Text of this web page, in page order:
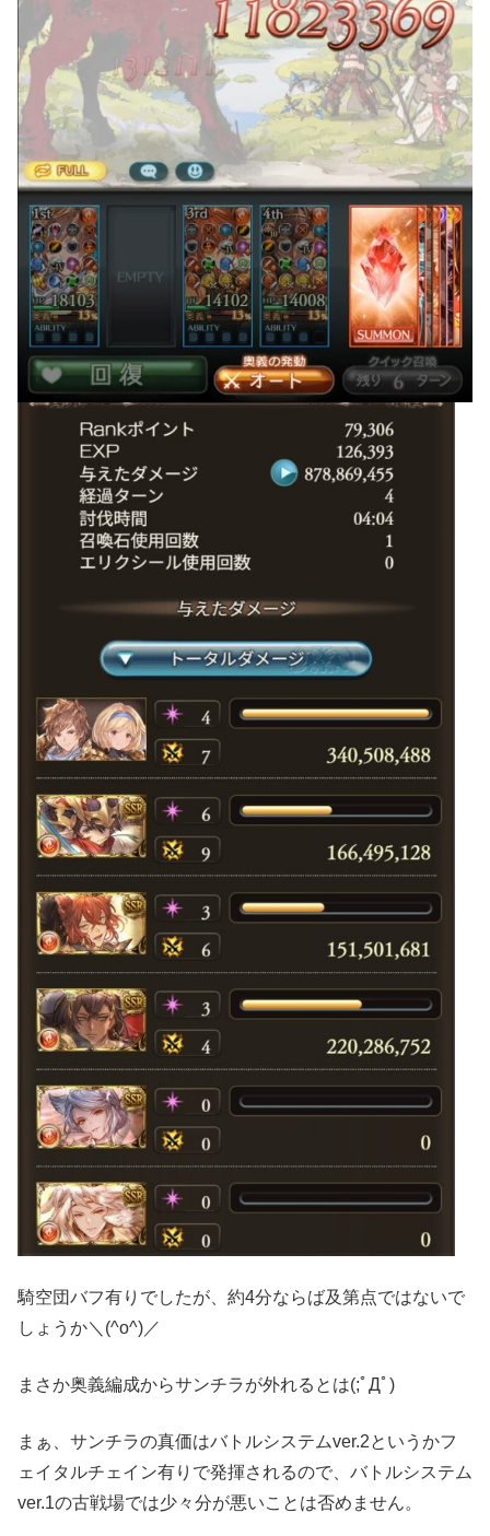
騎空団バフ有りでしたが、約4分ならば及第点ではないで
しょうか＼(^o^)／
まさか奥義編成からサンチラが外れるとは(;ﾟДﾟ)
まぁ、サンチラの真価はバトルシステムver.2というかフ
ェイタルチェイン有りで発揮されるので、バトルシステム
ver.1の古戦場では少々分が悪いことは否めません。